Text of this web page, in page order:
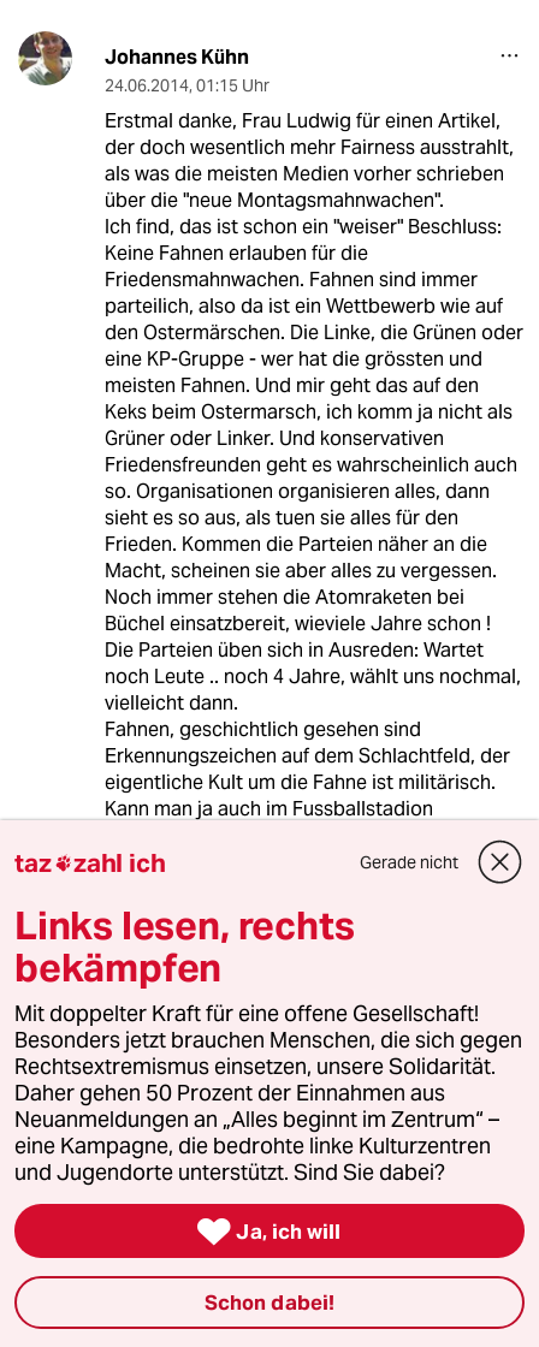
Johannes Kühn
24.06.2014, 01:15 Uhr
Erstmal danke, Frau Ludwig für einen Artikel,
der doch wesentlich mehr Fairness ausstrahlt,
als was die meisten Medien vorher schrieben
über die "neue Montagsmahnwachen".
Ich find, das ist schon ein "weiser" Beschluss:
Keine Fahnen erlauben für die
Friedensmahnwachen. Fahnen sind immer
parteilich, also da ist ein Wettbewerb wie auf
den Ostermärschen. Die Linke, die Grünen oder
eine KP-Gruppe - wer hat die grössten und
meisten Fahnen. Und mir geht das auf den
Keks beim Ostermarsch, ich komm ja nicht als
Grüner oder Linker. Und konservativen
Friedensfreunden geht es wahrscheinlich auch
so. Organisationen organisieren alles, dann
sieht es so aus, als tuen sie alles für den
Frieden. Kommen die Parteien näher an die
Macht, scheinen sie aber alles zu vergessen.
Noch immer stehen die Atomraketen bei
Büchel einsatzbereit, wieviele Jahre schon !
Die Parteien üben sich in Ausreden: Wartet
noch Leute .. noch 4 Jahre, wählt uns nochmal,
vielleicht dann.
Fahnen, geschichtlich gesehen sind
Erkennungszeichen auf dem Schlachtfeld, der
eigentliche Kult um die Fahne ist militärisch.
Kann man ja auch im Fussballstadion
Fangruppe gegen die andere. Fahnen sich also
Friedensbewegung kritisch gesehen werden.
Ausser ein "Peace"-Fahne, die einfach nur
Frieden sagt, der alle einschliesst. Übrigens, es
war nicht Mährholz selbst, der Fahnen
"verboten" hat, jedenfalls nach seiner Aussage
hat die Gruppe um ihn abgestimmt.
RW Rainer Wrahse
23.06.2014,22:06 Uhr
An die anderen Kommentatoren:
schaut euch doch einfach mal
unvoreingenommen an was da passiert,
anstatt blind der Mainstreamagitation zu
taz zahl ich Gerade nicht
Links lesen, rechts
bekämpfen
Mit doppelter Kraft für eine offene Gesellschaft!
Besonders jetzt brauchen Menschen, die sich gegen
Rechtsextremismus einsetzen, unsere Solidarität.
Daher gehen 50 Prozent der Einnahmen aus
Neuanmeldungen an „Alles beginnt im Zentrum“ –
eine Kampagne, die bedrohte linke Kulturzentren
und Jugendorte unterstützt. Sind Sie dabei?
 Ja, ich will
Schon dabei!